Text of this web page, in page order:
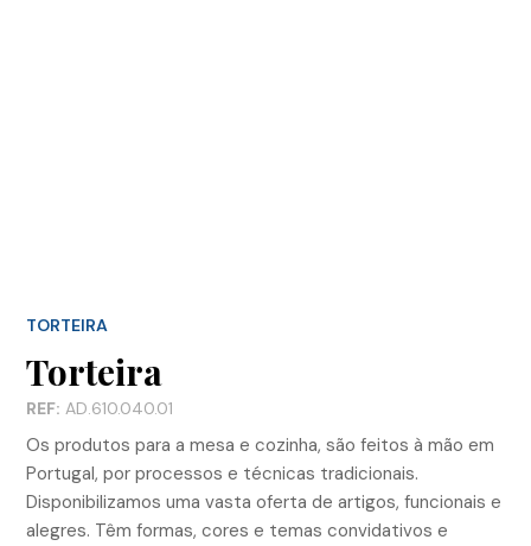
TORTEIRA
Torteira
REF: AD.610.040.01
Os produtos para a mesa e cozinha, são feitos à mão em
Portugal, por processos e técnicas tradicionais.
Disponibilizamos uma vasta oferta de artigos, funcionais e
alegres. Têm formas, cores e temas convidativos e